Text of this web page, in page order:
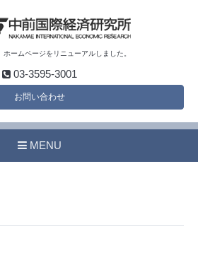
ホームページをリニューアルしました。
03-3595-3001
お問い合わせ
MENU